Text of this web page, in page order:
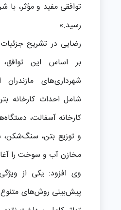
توافقی مفید و مؤثر، با
رسید.»
رضایی در تشریح
بر اساس این توافق،
شهرداری‌های مازندران
شامل احداث کارخانه
کارخانه آسفالت،
و توزیع بتن،
مخازن آب و سوخت را
وی افزود: یکی از
پیش‌بینی روش‌های